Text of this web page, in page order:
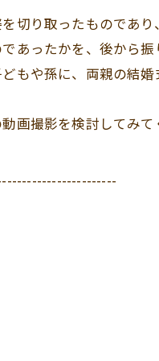
切り取ったものであり、
あったかを、後から振
もや孫に、両親の結
画撮影を検討してみて